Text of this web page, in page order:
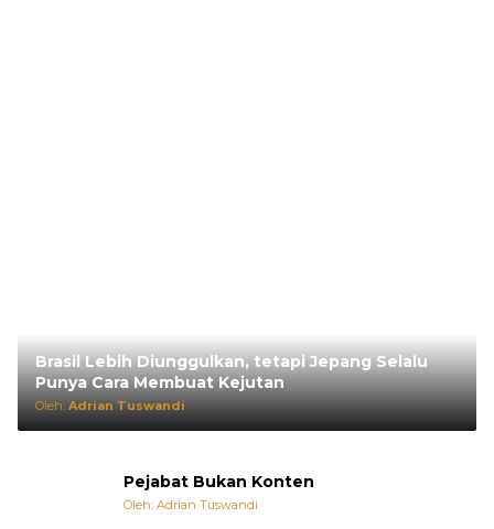
Brasil Lebih Diunggulkan, tetapi Jepang Selalu
Punya Cara Membuat Kejutan
Oleh: Adrian Tuswandi
Pejabat Bukan Konten
Oleh: Adrian Tuswandi